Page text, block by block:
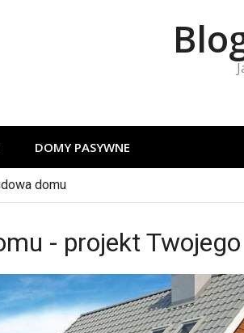
DOMY PASYWNE
domu
- projekt